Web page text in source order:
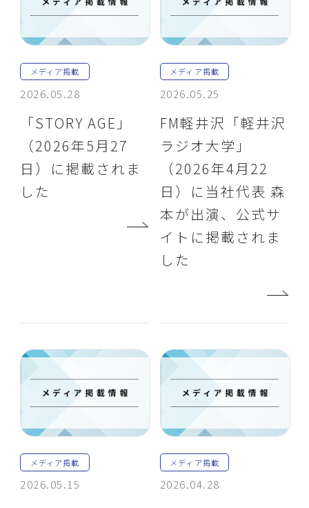
メディア掲載
2026.05.28
「STORY AGE」
（2026年5月27
日）に掲載されま
した
メディア掲載
2026.05.25
FM軽井沢「軽井沢
ラジオ大学」
（2026年4月22
日）に当社代表 森
本が出演、公式サ
イトに掲載されま
した
メディア掲載
2026.05.15
メディア掲載
2026.04.28